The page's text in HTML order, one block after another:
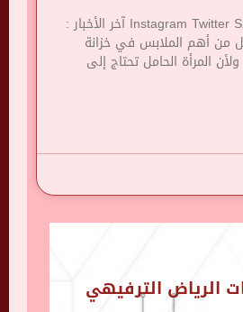
Instagram Twitter Snapchat Youtube آخر الأخبار :
من أهم الملابس في خزانة
ولأن المرأة الحامل تحتاج إلى
الرياض الترفيهي